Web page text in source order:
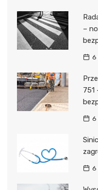
–
6
751
6
6